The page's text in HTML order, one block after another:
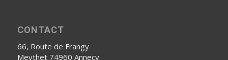
CONTACT
66, Route de Frangy
Meythet 74960 Annecy